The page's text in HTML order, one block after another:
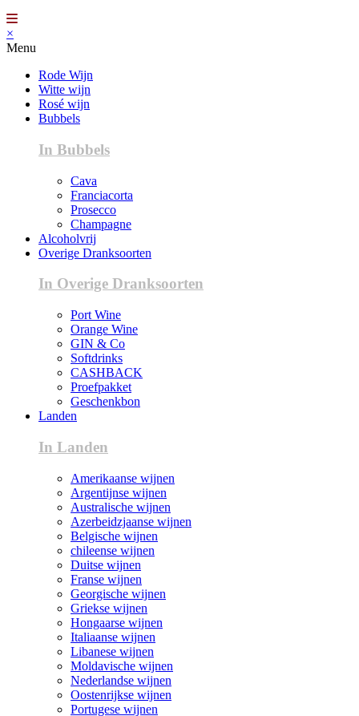
×
Menu
Rode Wijn
Witte wijn
Rosé wijn
Bubbels
In Bubbels
Cava
Franciacorta
Prosecco
Champagne
Alcoholvrij
Overige Dranksoorten
In Overige Dranksoorten
Port Wine
Orange Wine
GIN & Co
Softdrinks
CASHBACK
Proefpakket
Geschenkbon
Landen
In Landen
Amerikaanse wijnen
Argentijnse wijnen
Australische wijnen
Azerbeidzjaanse wijnen
Belgische wijnen
chileense wijnen
Duitse wijnen
Franse wijnen
Georgische wijnen
Griekse wijnen
Hongaarse wijnen
Italiaanse wijnen
Libanese wijnen
Moldavische wijnen
Nederlandse wijnen
Oostenrijkse wijnen
Portugese wijnen